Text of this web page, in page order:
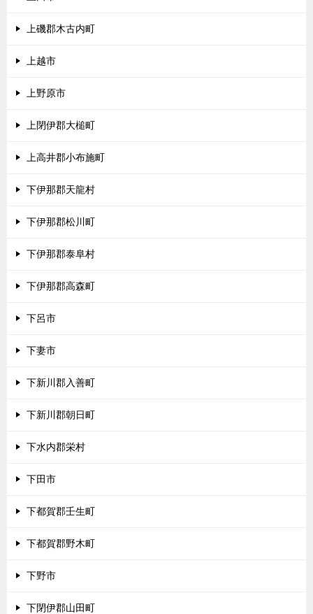
上磯郡木古内町
上越市
上野原市
上閉伊郡大槌町
上高井郡小布施町
下伊那郡天龍村
下伊那郡松川町
下伊那郡泰阜村
下伊那郡高森町
下呂市
下妻市
下新川郡入善町
下新川郡朝日町
下水内郡栄村
下田市
下都賀郡壬生町
下都賀郡野木町
下野市
下閉伊郡山田町